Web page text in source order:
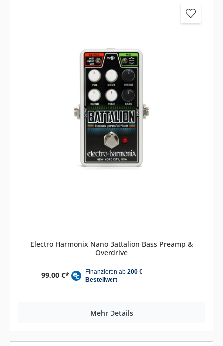
Electro Harmonix Nano Battalion Bass Preamp &
Overdrive
99,00 €*
Mehr Details